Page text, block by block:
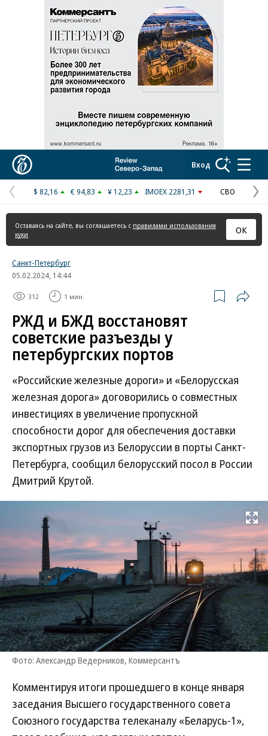
Реклама в «Ъ» www.kommersant.ru/ad
Вход
Предыдущая
страница
$ 82,16 € 94,83 ¥ 12,23 IMOEX 2281,31 СВО
Оставаясь на сайте, вы соглашаетесь с правилами использования
куки
ОК
Санкт-Петербург
05.02.2024, 14:44
312 1 мин.
РЖД и БЖД восстановят
советские разъезды у
петербургских портов
«Российские железные дороги» и «Белорусская
железная дорога» договорились о совместных
инвестициях в увеличение пропускной
способности дорог для обеспечения доставки
экспортных грузов из Белоруссии в порты Санкт-
Петербурга, сообщил белорусский посол в России
Дмитрий Крутой.
Развернуть
Фото: Александр Ведерников, Коммерсантъ
Комментируя итоги прошедшего в конце января
заседания Высшего государственного совета
Союзного государства телеканалу «Беларусь-1»,